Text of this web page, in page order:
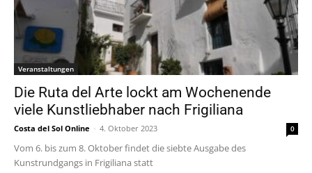
Veranstaltungen
Die Ruta del Arte lockt am Wochenende
viele Kunstliebhaber nach Frigiliana
Costa del Sol Online - 4. Oktober 2023 0
Vom 6. bis zum 8. Oktober findet die siebte Ausgabe des
Kunstrundgangs in Frigiliana statt